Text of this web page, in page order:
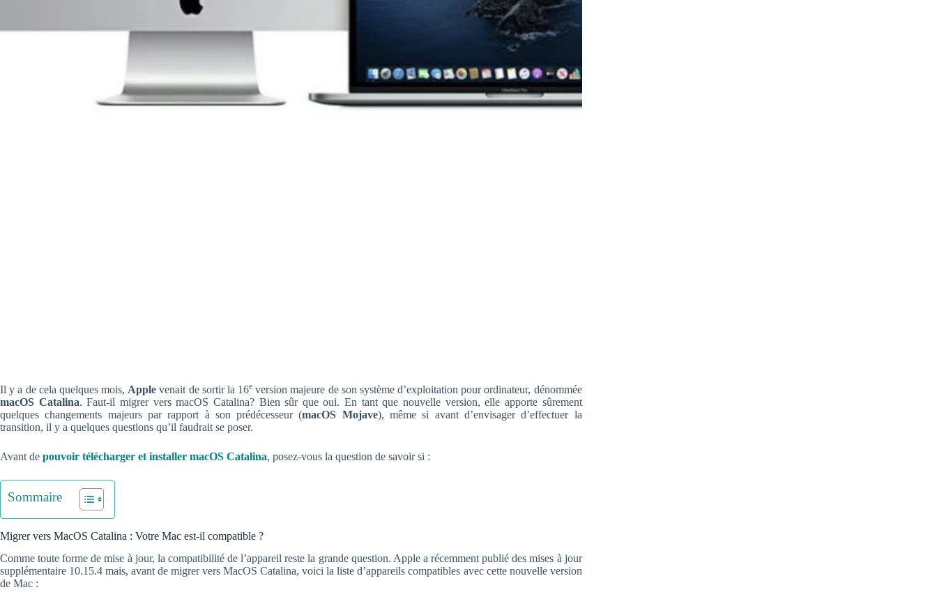
Il y a de cela quelques mois, Apple venait de sortir la 16e version majeure de son système d’exploitation pour ordinateur, dénommée
macOS Catalina. Faut-il migrer vers macOS Catalina?Bien sûr que oui. En tant que nouvelle version, elle apporte sûrement
quelques changements majeurs par rapport à son prédécesseur (macOS Mojave), même si avant d’envisager d’effectuer la
transition, il y a quelques questions qu’il faudrait se poser.
Avant de pouvoir télécharger et installer macOS Catalina, posez-vous la question de savoir si :
Sommaire
Migrer vers MacOS Catalina : Votre Mac est-il compatible ?
Comme toute forme de mise à jour, la compatibilité de l’appareil reste la grande question. Apple a récemment publié des mises à jour
supplémentaire 10.15.4 mais, avant de migrer vers MacOS Catalina, voici la liste d’appareils compatibles avec cette nouvelle version
de Mac :